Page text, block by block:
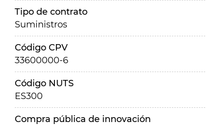
Tipo de contrato
Suministros
Código CPV
33600000-6
Código NUTS
ES300
Compra pública de innovación